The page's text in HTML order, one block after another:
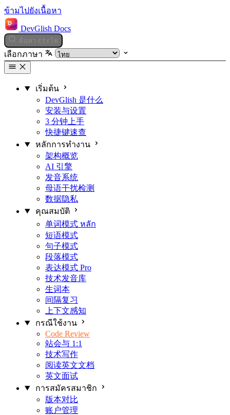
ข้ามไปยังเนื้อหา
DevGlish Docs
ค้นหา Ctrl K
เลือกภาษา
เริ่มต้น
DevGlish 是什么
安装与设置
3 分钟上手
快捷键速查
หลักการทำงาน
架构概览
AI 引擎
发音系统
母语干扰检测
数据隐私
คุณสมบัติ
单词模式 หลัก
短语模式
句子模式
段落模式
表达模式 Pro
技术发音库
生词本
间隔复习
上下文感知
กรณีใช้งาน
Code Review
站会与 1:1
技术写作
阅读英文文档
英文面试
การสมัครสมาชิก
版本对比
账户管理